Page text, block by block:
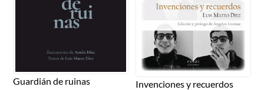
Guardián de ruinas
Invenciones y recuerdos